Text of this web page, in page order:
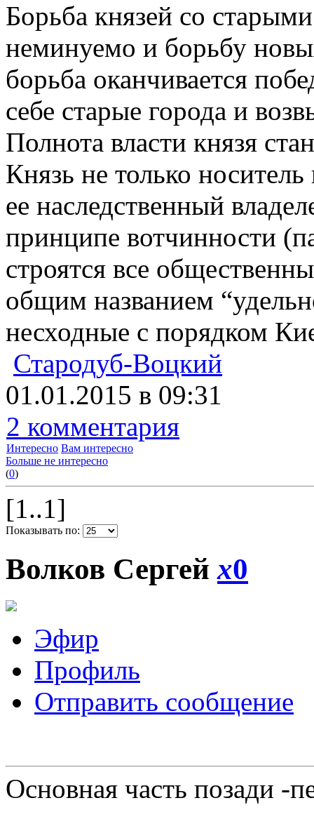
Борьба князей со
неминуемо и борьбу
борьба оканчивается
себе старые города и
Полнота власти князя
Князь не только
ее наследственный
принципе вотчинности
строятся все
общим названием
несходные с порядком
Стародуб-Воцкий
01.01.2015 в 09:31
2 комментария
Интересно Вам интересно
Больше не интересно
(0)
[1..1]
Показывать по:
Волков Сергейx0
Эфир
Профиль
Отправить сообщение
Основная часть позади -